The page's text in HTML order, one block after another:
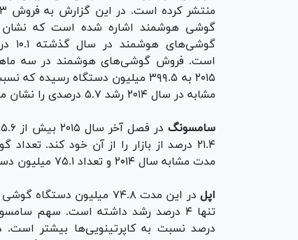
گوشی هوشمند اشاره شده است که
است. فروش گوشی‌های هوشمند در سه
۲۰۱۵ به ۳۹۹.۵ میلیون دستگاه رسیده
مشابه در سال ۲۰۱۴ رشد ۵.۷ درصدی را نشان می‌دهد.
سامسونگ
۲۱.۴ درصد از بازار را از آن خود کند.
مدت مشابه سال ۲۰۱۴ و تعداد ۷۵.۱ میلیون دستگاه، رشد ۱۴.۱ درصدی داشته است.
اپل